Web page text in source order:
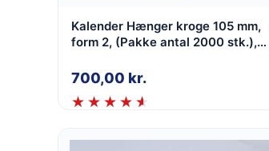
Kalender Hænger kroge 105 mm,
form 2, (Pakke antal 2000 stk.),
700,00 kr.